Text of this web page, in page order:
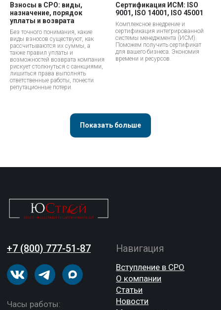
Взносы в СРО: виды,
назначение, порядок
уплаты и возврата
Без точного понимания, какие
виды взносов существуют, как
рассчитываются их суммы, а
также правил уплаты и
возможностей возврата компания
рискует столкнуться с санкциями,
лишиться права выполнять
ответственные работы, понести
репутационные потери.
Сертификация ИСМ: ISO
9001, ISO 14001, ISO 45001
Комплексное внедрение и
сертификация интегрированной
системы менеджмента (ИСМ).
Поможем получить сертификат
для вашего бизнеса. Экономия
времени и ресурсов.
Показать больше